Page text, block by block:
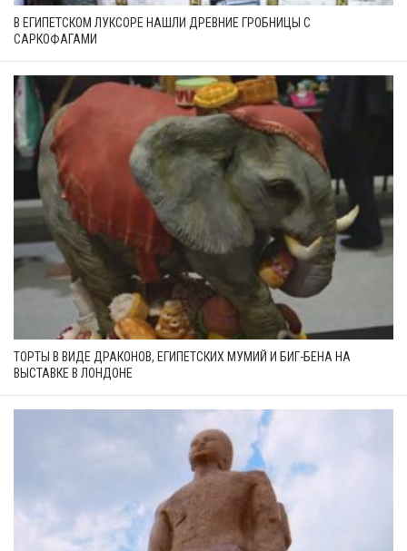
В ЕГИПЕТСКОМ ЛУКСОРЕ НАШЛИ ДРЕВНИЕ ГРОБНИЦЫ С
САРКОФАГАМИ
ТОРТЫ В ВИДЕ ДРАКОНОВ, ЕГИПЕТСКИХ МУМИЙ И БИГ-БЕНА НА
ВЫСТАВКЕ В ЛОНДОНЕ